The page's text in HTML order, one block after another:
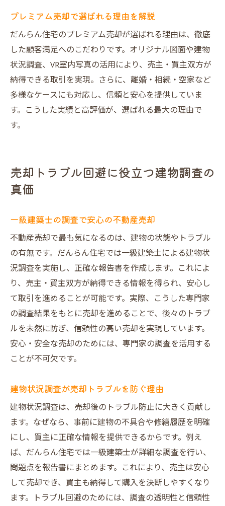
プレミアム売却で選ばれる理由を解説
だんらん住宅のプレミアム売却が選ばれる理由は、徹底
した顧客満足へのこだわりです。オリジナル図面や建物
状況調査、VR室内写真の活用により、売主・買主双方が
納得できる取引を実現。さらに、離婚・相続・空家など
多様なケースにも対応し、信頼と安心を提供していま
す。こうした実績と高評価が、選ばれる最大の理由で
す。
売却トラブル回避に役立つ建物調査の
真価
一級建築士の調査で安心の不動産売却
不動産売却で最も気になるのは、建物の状態やトラブル
の有無です。だんらん住宅では一級建築士による建物状
況調査を実施し、正確な報告書を作成します。これによ
り、売主・買主双方が納得できる情報を得られ、安心し
て取引を進めることが可能です。実際、こうした専門家
の調査結果をもとに売却を進めることで、後々のトラブ
ルを未然に防ぎ、信頼性の高い売却を実現しています。
安心・安全な売却のためには、専門家の調査を活用する
ことが不可欠です。
建物状況調査が売却トラブルを防ぐ理由
建物状況調査は、売却後のトラブル防止に大きく貢献し
ます。なぜなら、事前に建物の不具合や修繕履歴を明確
にし、買主に正確な情報を提供できるからです。例え
ば、だんらん住宅では一級建築士が詳細な調査を行い、
問題点を報告書にまとめます。これにより、売主は安心
して売却でき、買主も納得して購入を決断しやすくなり
ます。トラブル回避のためには、調査の透明性と信頼性